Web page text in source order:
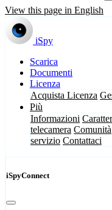
View this page in English
iSpy
Scarica
Documenti
Licenza
Acquista Licenza
Più
Informazioni
telecamera Comunità
servizio Contattaci
iSpyConnect